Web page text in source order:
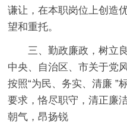
谦让，在本职岗位上创造
望和重托。
三、勤政廉政，树立
中央、自治区、市关于党
按照“为民、务实、清廉 ”
要求，恪尽职守，清正廉
朝气，昂扬锐